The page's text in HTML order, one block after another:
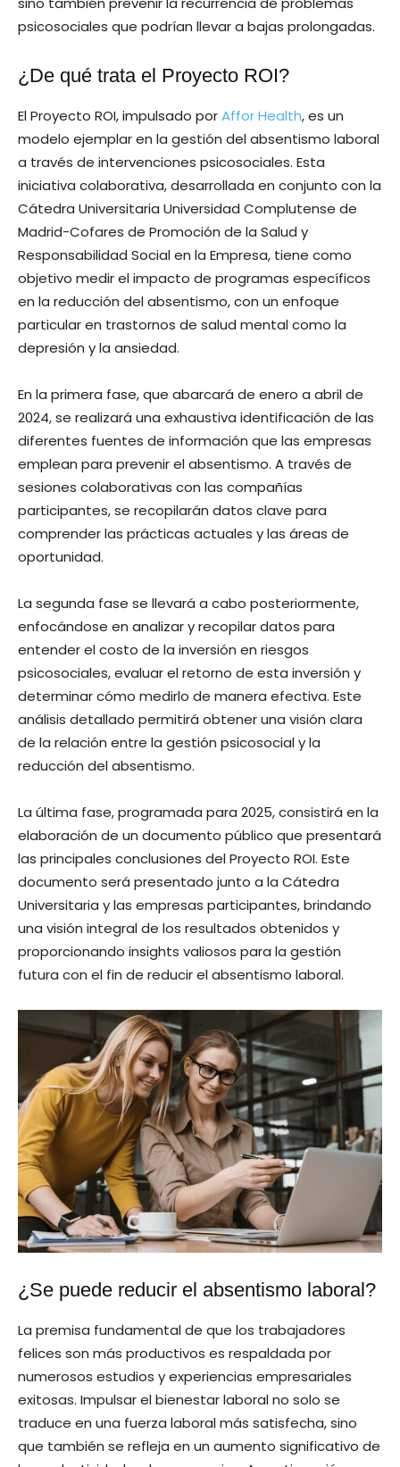
psicosociales que podrían llevar a bajas prolongadas.
¿De qué trata el Proyecto ROI?
El Proyecto ROI, impulsado porAffor Health, es un
modelo ejemplar en la gestión del absentismo laboral
a través de intervenciones psicosociales. Esta
iniciativa colaborativa, desarrollada en conjunto con la
Cátedra Universitaria Universidad Complutense de
Madrid-Cofares de Promoción de la Salud y
Responsabilidad Social en la Empresa, tiene como
objetivo medir el impacto de programas específicos
en la reducción del absentismo, con un enfoque
particular en trastornos de salud mental como la
depresión y la ansiedad.
En la primera fase, que abarcará de enero a abril de
2024, se realizará una exhaustiva identificación de las
diferentes fuentes de información que las empresas
emplean para prevenir el absentismo. A través de
sesiones colaborativas con las compañías
participantes, se recopilarán datos clave para
comprender las prácticas actuales y las áreas de
oportunidad.
La segunda fase se llevará a cabo posteriormente,
enfocándose en analizar y recopilar datos para
entender el costo de la inversión en riesgos
psicosociales, evaluar el retorno de esta inversión y
determinar cómo medirlo de manera efectiva. Este
análisis detallado permitirá obtener una visión clara
de la relación entre la gestión psicosocial y la
reducción del absentismo.
La última fase, programada para 2025, consistirá en la
elaboración de un documento público que presentará
las principales conclusiones del Proyecto ROI. Este
documento será presentado junto a la Cátedra
Universitaria y las empresas participantes, brindando
una visión integral de los resultados obtenidos y
proporcionando insights valiosos para la gestión
futura con el fin de reducir el absentismo laboral.
¿Se puede reducir el absentismo laboral?
La premisa fundamental de que los trabajadores
felices son más productivos es respaldada por
numerosos estudios y experiencias empresariales
exitosas. Impulsar el bienestar laboral no solo se
traduce en una fuerza laboral más satisfecha, sino
que también se refleja en un aumento significativo de